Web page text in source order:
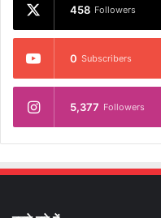
458 Followers
0 Subscribers
5,377 Followers